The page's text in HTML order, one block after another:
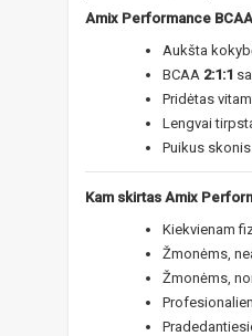
Amix Performance
Aukšta
BCAA 2:1:1
Pridėtas
Lengvai
Puikus skonis.
Kam skirtas Amix
Kiekvienam
Žmonėms,
Žmonėms,